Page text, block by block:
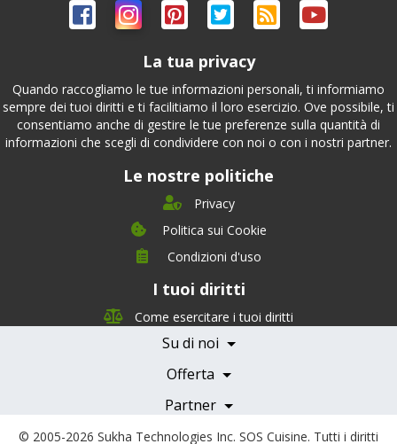
La tua privacy
Quando raccogliamo le tue informazioni personali, ti informiamo
sempre dei tuoi diritti e ti facilitiamo il loro esercizio. Ove possibile, ti
consentiamo anche di gestire le tue preferenze sulla quantità di
informazioni che scegli di condividere con noi o con i nostri partner.
Le nostre politiche
Privacy
Politica sui Cookie
Condizioni d'uso
I tuoi diritti
Come esercitare i tuoi diritti
Su di noi
Chi siamo
Management Team
Team Nutrizione
Offerta
Testimonials
Servizi e Tariffe
Partner
Medici e Professionisti
Becoming a Partner
© 2005-2026 Sukha Technologies Inc. SOS Cuisine. Tutti i diritti